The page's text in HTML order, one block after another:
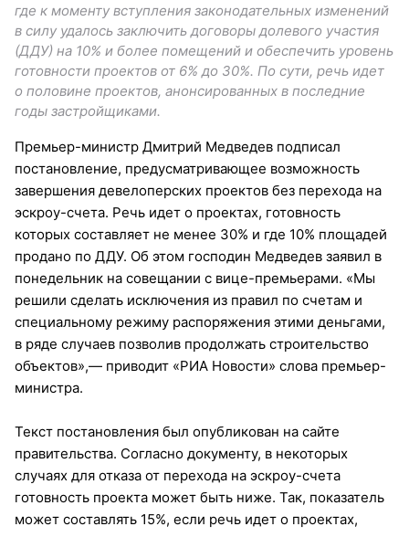
где к моменту вступления законодательных изменений
в силу удалось заключить договоры долевого участия
(ДДУ) на 10% и более помещений и обеспечить уровень
готовности проектов от 6% до 30%. По сути, речь идет
о половине проектов, анонсированных в последние
годы застройщиками.
Премьер-министр Дмитрий Медведев подписал
постановление, предусматривающее возможность
завершения девелоперских проектов без перехода на
эскроу-счета. Речь идет о проектах, готовность
которых составляет не менее 30% и где 10% площадей
продано по ДДУ. Об этом господин Медведев заявил в
понедельник на совещании с вице-премьерами. «Мы
решили сделать исключения из правил по счетам и
специальному режиму распоряжения этими деньгами,
в ряде случаев позволив продолжать строительство
объектов»,— приводит «РИА Новости» слова премьер-
министра.
Текст постановления был опубликован на сайте
правительства. Согласно документу, в некоторых
случаях для отказа от перехода на эскроу-счета
готовность проекта может быть ниже. Так, показатель
может составлять 15%, если речь идет о проектах,